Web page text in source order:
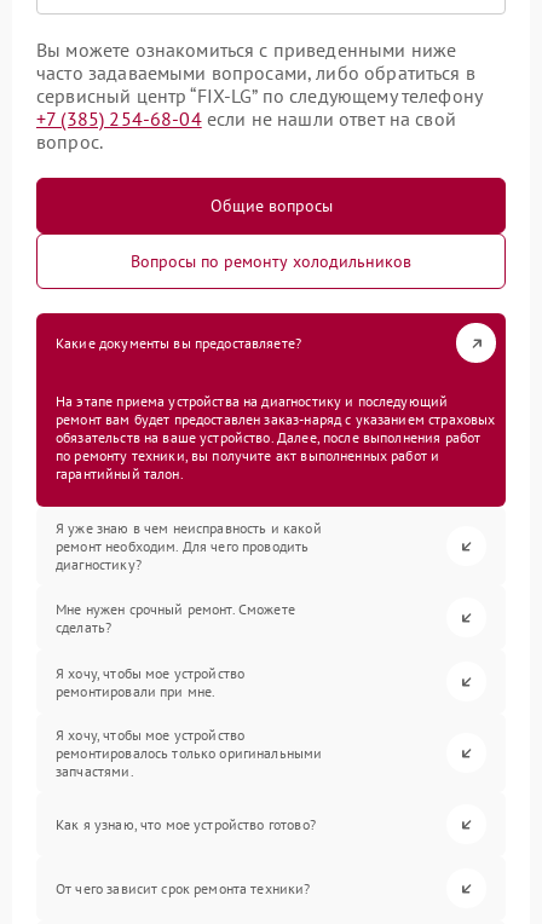
Вы можете ознакомиться с приведенными ниже
часто задаваемыми вопросами, либо обратиться в
сервисный центр “FIX-LG” по следующему телефону
+7 (385) 254-68-04если не нашли ответ на свой
вопрос.
Общие вопросы
Вопросы по ремонту холодильников
Какие документы вы предоставляете?
На этапе приема устройства на диагностику и последующий
ремонт вам будет предоставлен заказ-наряд с указанием страховых
обязательств на ваше устройство. Далее, после выполнения работ
по ремонту техники, вы получите акт выполненных работ и
гарантийный талон.
Я уже знаю в чем неисправность и какой
ремонт необходим. Для чего проводить
диагностику?
Мне нужен срочный ремонт. Сможете
сделать?
Я хочу, чтобы мое устройство
ремонтировали при мне.
Я хочу, чтобы мое устройство
ремонтировалось только оригинальными
запчастями.
Как я узнаю, что мое устройство готово?
От чего зависит срок ремонта техники?